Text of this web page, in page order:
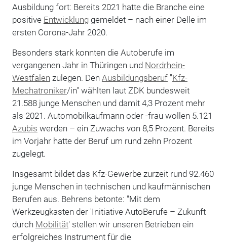
Ausbildung fort: Bereits 2021 hatte die Branche eine
positive Entwicklunggemeldet – nach einer Delle im
ersten Corona-Jahr 2020.
Besonders stark konnten die Autoberufe im
vergangenen Jahr in Thüringen und Nordrhein-
Westfalen zulegen. Den Ausbildungsberuf"Kfz-
Mechatroniker/in" wählten laut ZDK bundesweit
21.588 junge Menschen und damit 4,3 Prozent mehr
als 2021. Automobilkaufmann oder -frau wollen 5.121
Azubis werden – ein Zuwachs von 8,5 Prozent. Bereits
im Vorjahr hatte der Beruf um rund zehn Prozent
zugelegt.
Insgesamt bildet das Kfz-Gewerbe zurzeit rund 92.460
junge Menschen in technischen und kaufmännischen
Berufen aus. Behrens betonte: "Mit dem
Werkzeugkasten der 'Initiative AutoBerufe – Zukunft
durch Mobilität' stellen wir unseren Betrieben ein
erfolgreiches Instrument für die